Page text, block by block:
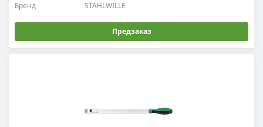
Бренд STAHLWILLE
Предзаказ